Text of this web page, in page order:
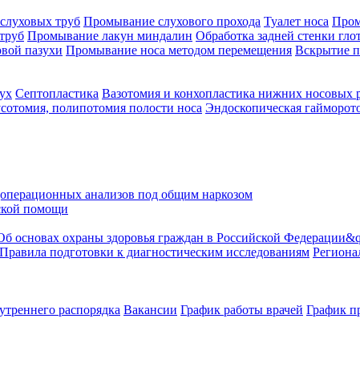
труб Промывание слухового прохода Туалет носа
Промывание лакун миндалин Обработка задней стенки
пазухи Промывание носа методом перемещения Вскрытие
Септопластика Вазотомия и конхопластика нижних носовых
полипотомия полости носа Эндоскопическая
анализов под общим наркозом
помощи
основах охраны здоровья граждан в Российской
Правила подготовки к диагностическим исследованиям
распорядка Вакансии График работы врачей График